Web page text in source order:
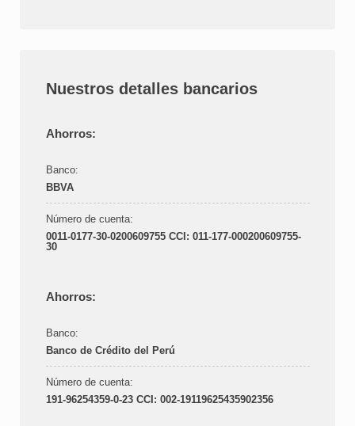
Nuestros detalles bancarios
Ahorros:
Banco:
BBVA
Número de cuenta:
0011-0177-30-0200609755 CCI: 011-177-000200609755-
30
Ahorros:
Banco:
Banco de Crédito del Perú
Número de cuenta:
191-96254359-0-23 CCI: 002-19119625435902356